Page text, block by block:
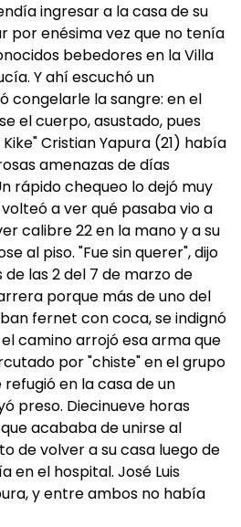
ingresar a la casa de su
por enésima vez que no tenía
bebedores en la Villa
Y ahí escuchó un
congelarle la sangre: en el
el cuerpo, asustado, pues
Cristian Yapura (21) había
amenazas de días
rápido chequeo lo dejó muy
a ver qué pasaba vio a
calibre 22 en la mano y a su
al piso. "Fue sin querer", dijo
las 2 del 7 de marzo de
porque más de uno del
fernet con coca, se indignó
el camino arrojó esa arma que
por "chiste" en el grupo
en la casa de un
preso. Diecinueve horas
acababa de unirse al
de volver a su casa luego de
en el hospital. José Luis
y entre ambos no había